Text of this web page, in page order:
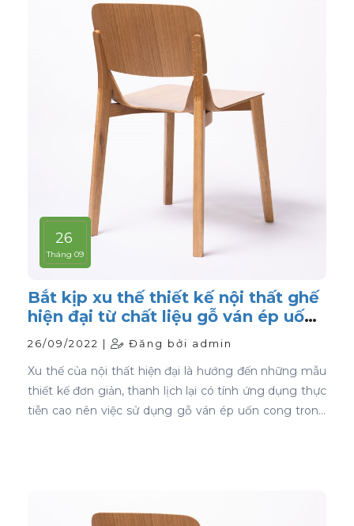
26
Tháng 09
Bắt kịp xu thế thiết kế nội thất ghế
hiện đại từ chất liệu gỗ ván ép uốn
cong
26/09/2022 | Đăng bởi admin
Xu thế của nội thất hiện đại là hướng đến những mẫu
thiết kế đơn giản, thanh lịch lại có tính ứng dụng thực
tiễn cao nên việc sử dụng gỗ ván ép uốn cong trong